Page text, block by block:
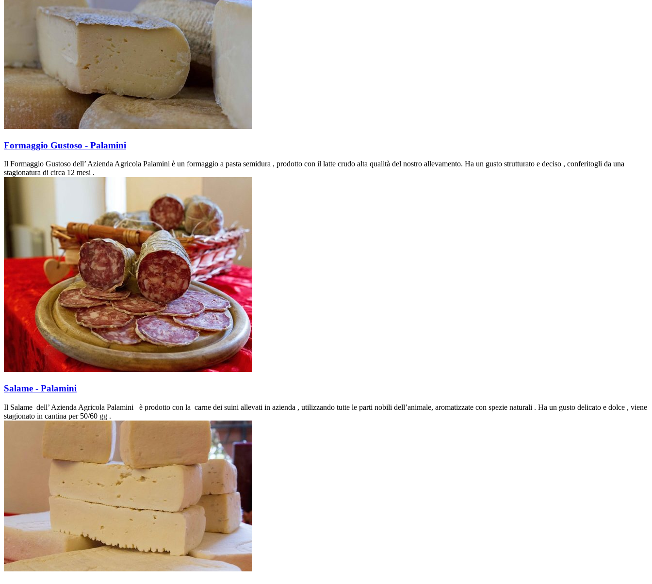
Formaggio Gustoso - Palamini
Il Formaggio Gustoso dell’ Azienda Agricola Palamini è un formaggio a pasta semidura , prodotto con il latte crudo alta qualità del nostro allevamento. Ha un gusto strutturato e deciso , conferitogli da una
stagionatura di circa 12 mesi .
Salame - Palamini
Il Salame dell’ Azienda Agricola Palamini è prodotto con la carne dei suini allevati in azienda , utilizzando tutte le parti nobili dell’animale, aromatizzate con spezie naturali . Ha un gusto delicato e dolce , viene
stagionato in cantina per 50/60 gg .